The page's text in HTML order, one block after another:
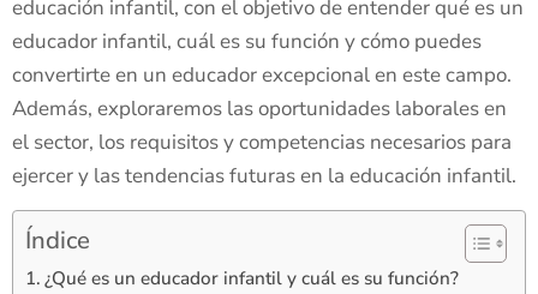
educación infantil, con el objetivo de entender qué es un
educador infantil, cuál es su función y cómo puedes
convertirte en un educador excepcional en este campo.
Además, exploraremos las oportunidades laborales en
el sector, los requisitos y competencias necesarios para
ejercer y las tendencias futuras en la educación infantil.
Índice
¿Qué es un educador infantil y cuál es su función?